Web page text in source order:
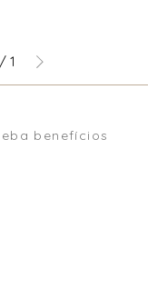
/ 1
benefícios